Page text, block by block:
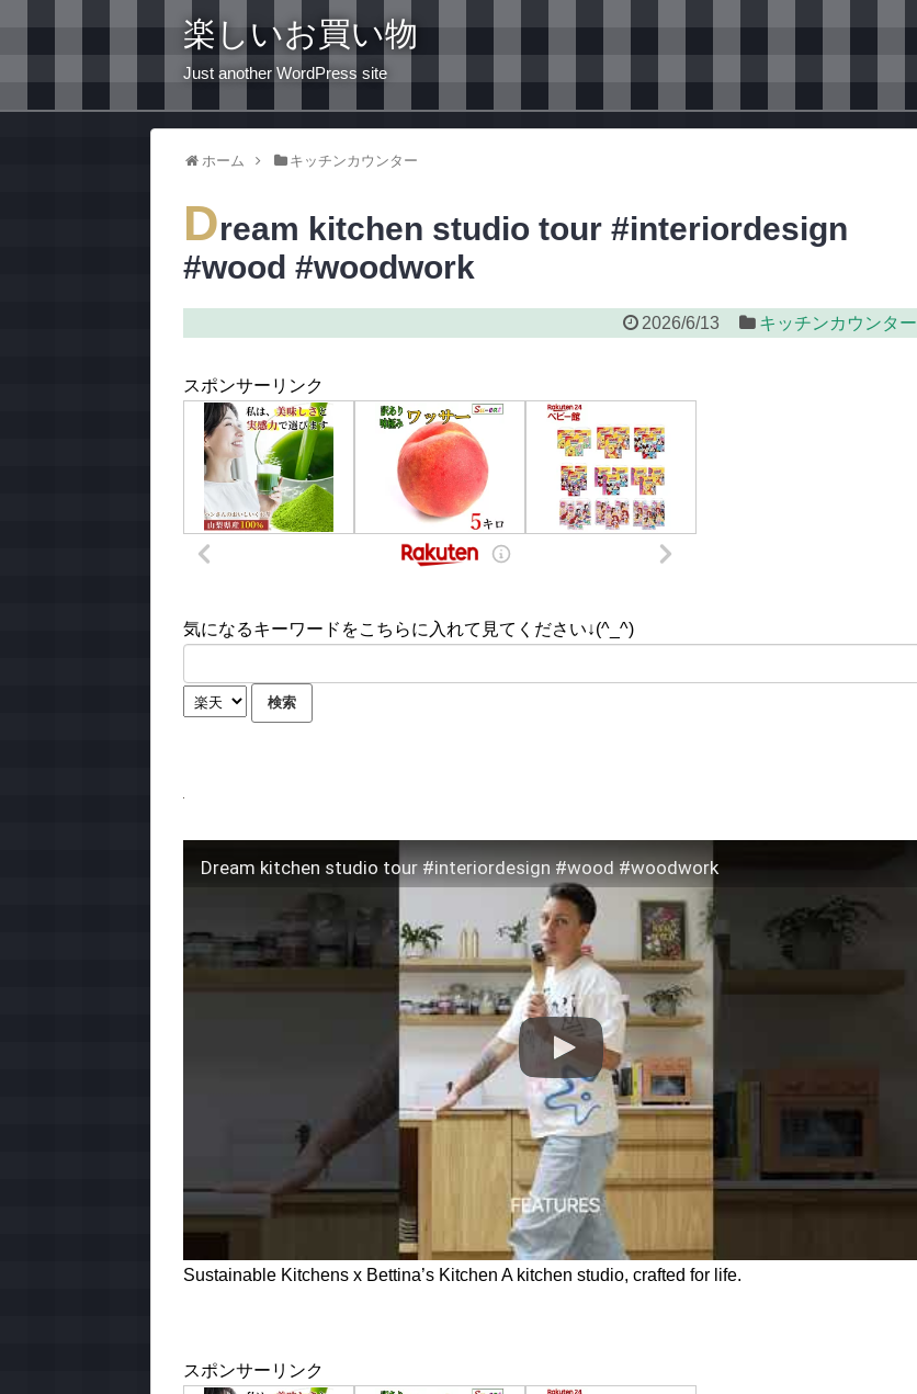
楽しいお買い物
Just another WordPress site
ホーム キッチンカウンター
Dream kitchen studio tour #interiordesign
#wood #woodwork
2026/6/13 キッチンカウンター
スポンサーリンク
気になるキーワードをこちらに入れて見てください↓(^_^)
Dream kitchen studio tour #interiordesign #wood #woodwork
Sustainable Kitchens x Bettina’s Kitchen A kitchen studio, crafted for life.
スポンサーリンク